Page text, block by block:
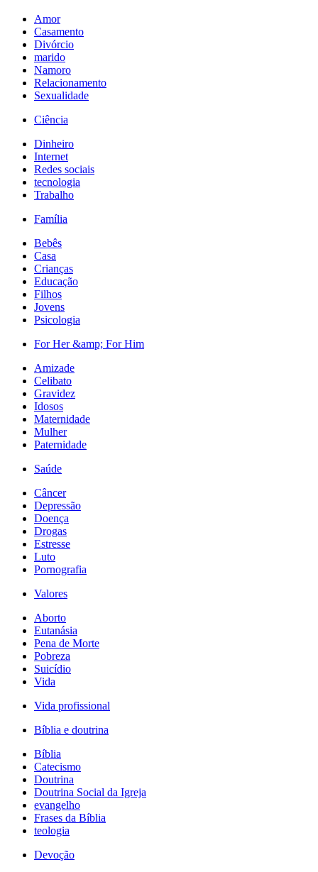
Amor
Casamento
Divórcio
marido
Namoro
Relacionamento
Sexualidade
Ciência
Dinheiro
Internet
Redes sociais
tecnologia
Trabalho
Família
Bebês
Casa
Crianças
Educação
Filhos
Jovens
Psicologia
For Her &amp; For Him
Amizade
Celibato
Gravidez
Idosos
Maternidade
Mulher
Paternidade
Saúde
Câncer
Depressão
Doença
Drogas
Estresse
Luto
Pornografia
Valores
Aborto
Eutanásia
Pena de Morte
Pobreza
Suicídio
Vida
Vida profissional
Bíblia e doutrina
Bíblia
Catecismo
Doutrina
Doutrina Social da Igreja
evangelho
Frases da Bíblia
teologia
Devoção